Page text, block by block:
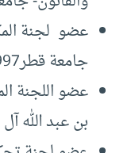
عضو لجنة
جامعة قطر1997م.
عضو اللجنة
بن عبد الله آل